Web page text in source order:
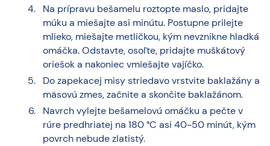
Na prípravu bešamelu roztopte maslo, pridajte
múku a miešajte asi minútu. Postupne prilejte
mlieko, miešajte metličkou, kým nevznikne hladká
omáčka. Odstavte, osoľte, pridajte muškátový
oriešok a nakoniec vmiešajte vajíčko.
Do zapekacej misy striedavo vrstvite baklažány a
mäsovú zmes, začnite a skončite baklažánom.
Navrch vylejte bešamelovú omáčku a pečte v
rúre predhriatej na 180 °C asi 40-50 minút, kým
povrch nebude zlatistý.